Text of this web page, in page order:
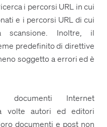
i percorsi URL in cui
e i percorsi URL di cui
scansione. Inoltre, il
predefinito di direttive
soggetto a errori ed è
documenti Internet
volte autori ed editori
documenti e post non